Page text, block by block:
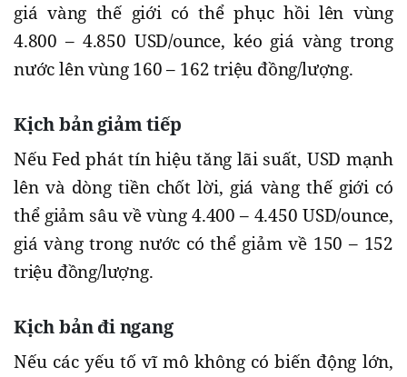
giá vàng thế giới có thể phục hồi lên vùng
4.800 – 4.850 USD/ounce, kéo giá vàng trong
nước lên vùng 160 – 162 triệu đồng/lượng.
Kịch bản giảm tiếp
Nếu Fed phát tín hiệu tăng lãi suất, USD mạnh
lên và dòng tiền chốt lời, giá vàng thế giới có
thể giảm sâu về vùng 4.400 – 4.450 USD/ounce,
giá vàng trong nước có thể giảm về 150 – 152
triệu đồng/lượng.
Kịch bản đi ngang
Nếu các yếu tố vĩ mô không có biến động lớn,